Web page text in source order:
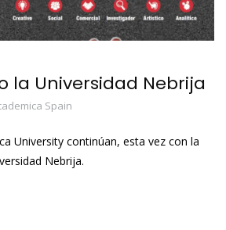
la Universidad Nebrija
Spain
University continúan, esta vez con la
Nebrija.